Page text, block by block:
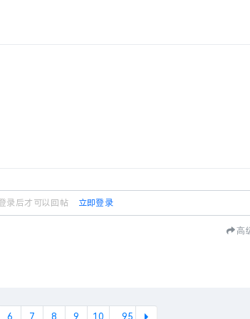
录后才可以回帖 立即登录
高
6 7 8 9 10 ... 95